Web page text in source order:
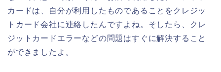
カードは、自分が利用したものであることをクレジッ
トカード会社に連絡したんですよね。そしたら、クレ
ジットカードエラーなどの問題はすぐに解決すること
ができましたよ。